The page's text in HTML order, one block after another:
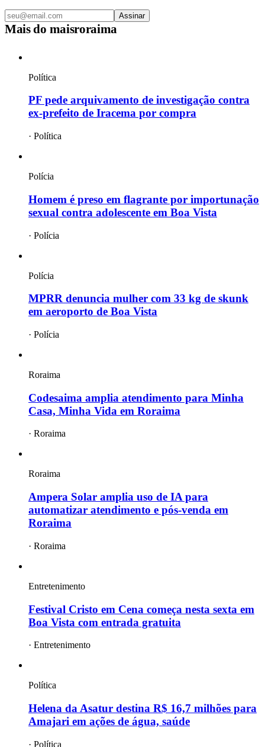
Assinar
Mais do maisroraima
Política
PF pede arquivamento de investigação contra
ex-prefeito de Iracema por compra
· Política
Polícia
Homem é preso em flagrante por importunação
sexual contra adolescente em Boa Vista
· Polícia
Polícia
MPRR denuncia mulher com 33 kg de skunk
em aeroporto de Boa Vista
· Polícia
Roraima
Codesaima amplia atendimento para Minha
Casa, Minha Vida em Roraima
· Roraima
Roraima
Ampera Solar amplia uso de IA para
automatizar atendimento e pós-venda em
Roraima
· Roraima
Entretenimento
Festival Cristo em Cena começa nesta sexta em
Boa Vista com entrada gratuita
· Entretenimento
Política
Helena da Asatur destina R$ 16,7 milhões para
Amajari em ações de água, saúde
· Política